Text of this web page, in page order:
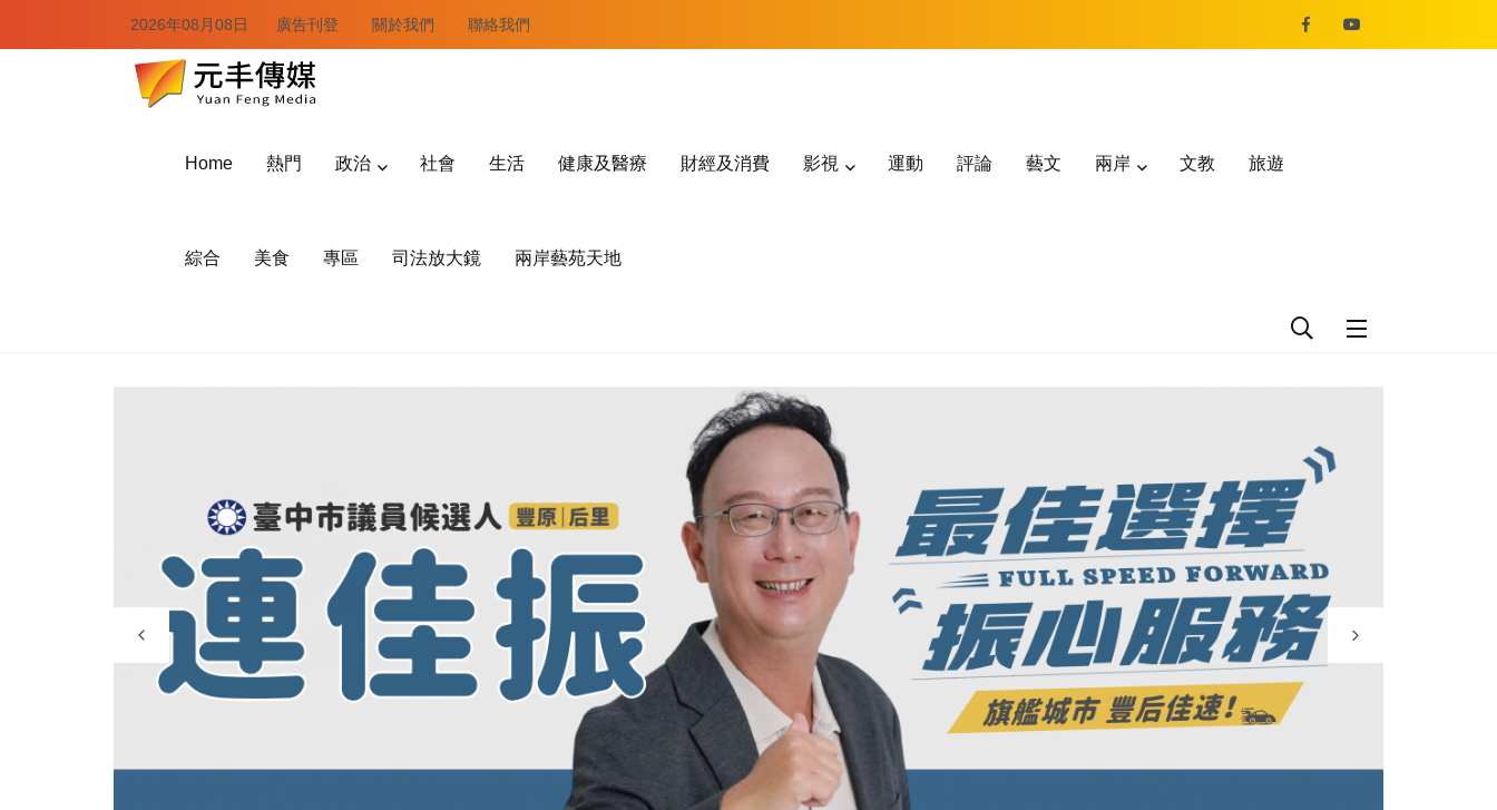
2026年08月08日 廣告刊登 關於我們 聯絡我們
Home 熱門 政治 社會 生活 健康及醫療 財經及消費 影視 運動 評論 藝文 兩岸 文教 旅遊
綜合 美食 專區 司法放大鏡 兩岸藝苑天地